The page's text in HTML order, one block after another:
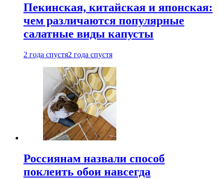
Пекинская, китайская и японская:
чем различаются популярные
салатные виды капусты
2 года спустя2 года спустя
Россиянам назвали способ
поклеить обои навсегда